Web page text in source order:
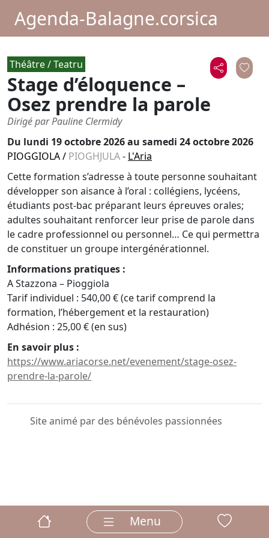
Agenda-Balagne.corsica
Théâtre / Teatru
Stage d’éloquence –
Osez prendre la parole
Dirigé par Pauline Clermidy
Du lundi 19 octobre 2026au samedi 24 octobre 2026
PIOGGIOLA/ PIOGHJULA- L'Aria
Cette formation s’adresse à toute personne souhaitant
développer son aisance à l’oral : collégiens, lycéens,
étudiants post-bac préparant leurs épreuves orales;
adultes souhaitant renforcer leur prise de parole dans
le cadre professionnel ou personnel… Ce qui permettra
de constituer un groupe intergénérationnel.
Informations pratiques :
A Stazzona – Pioggiola
Tarif individuel : 540,00 € (ce tarif comprend la
formation, l’hébergement et la restauration)
Adhésion : 25,00 € (en sus)
En savoir plus :
https://www.ariacorse.net/evenement/stage-osez-
prendre-la-parole/
Site animé par des bénévoles passionnées
Menu